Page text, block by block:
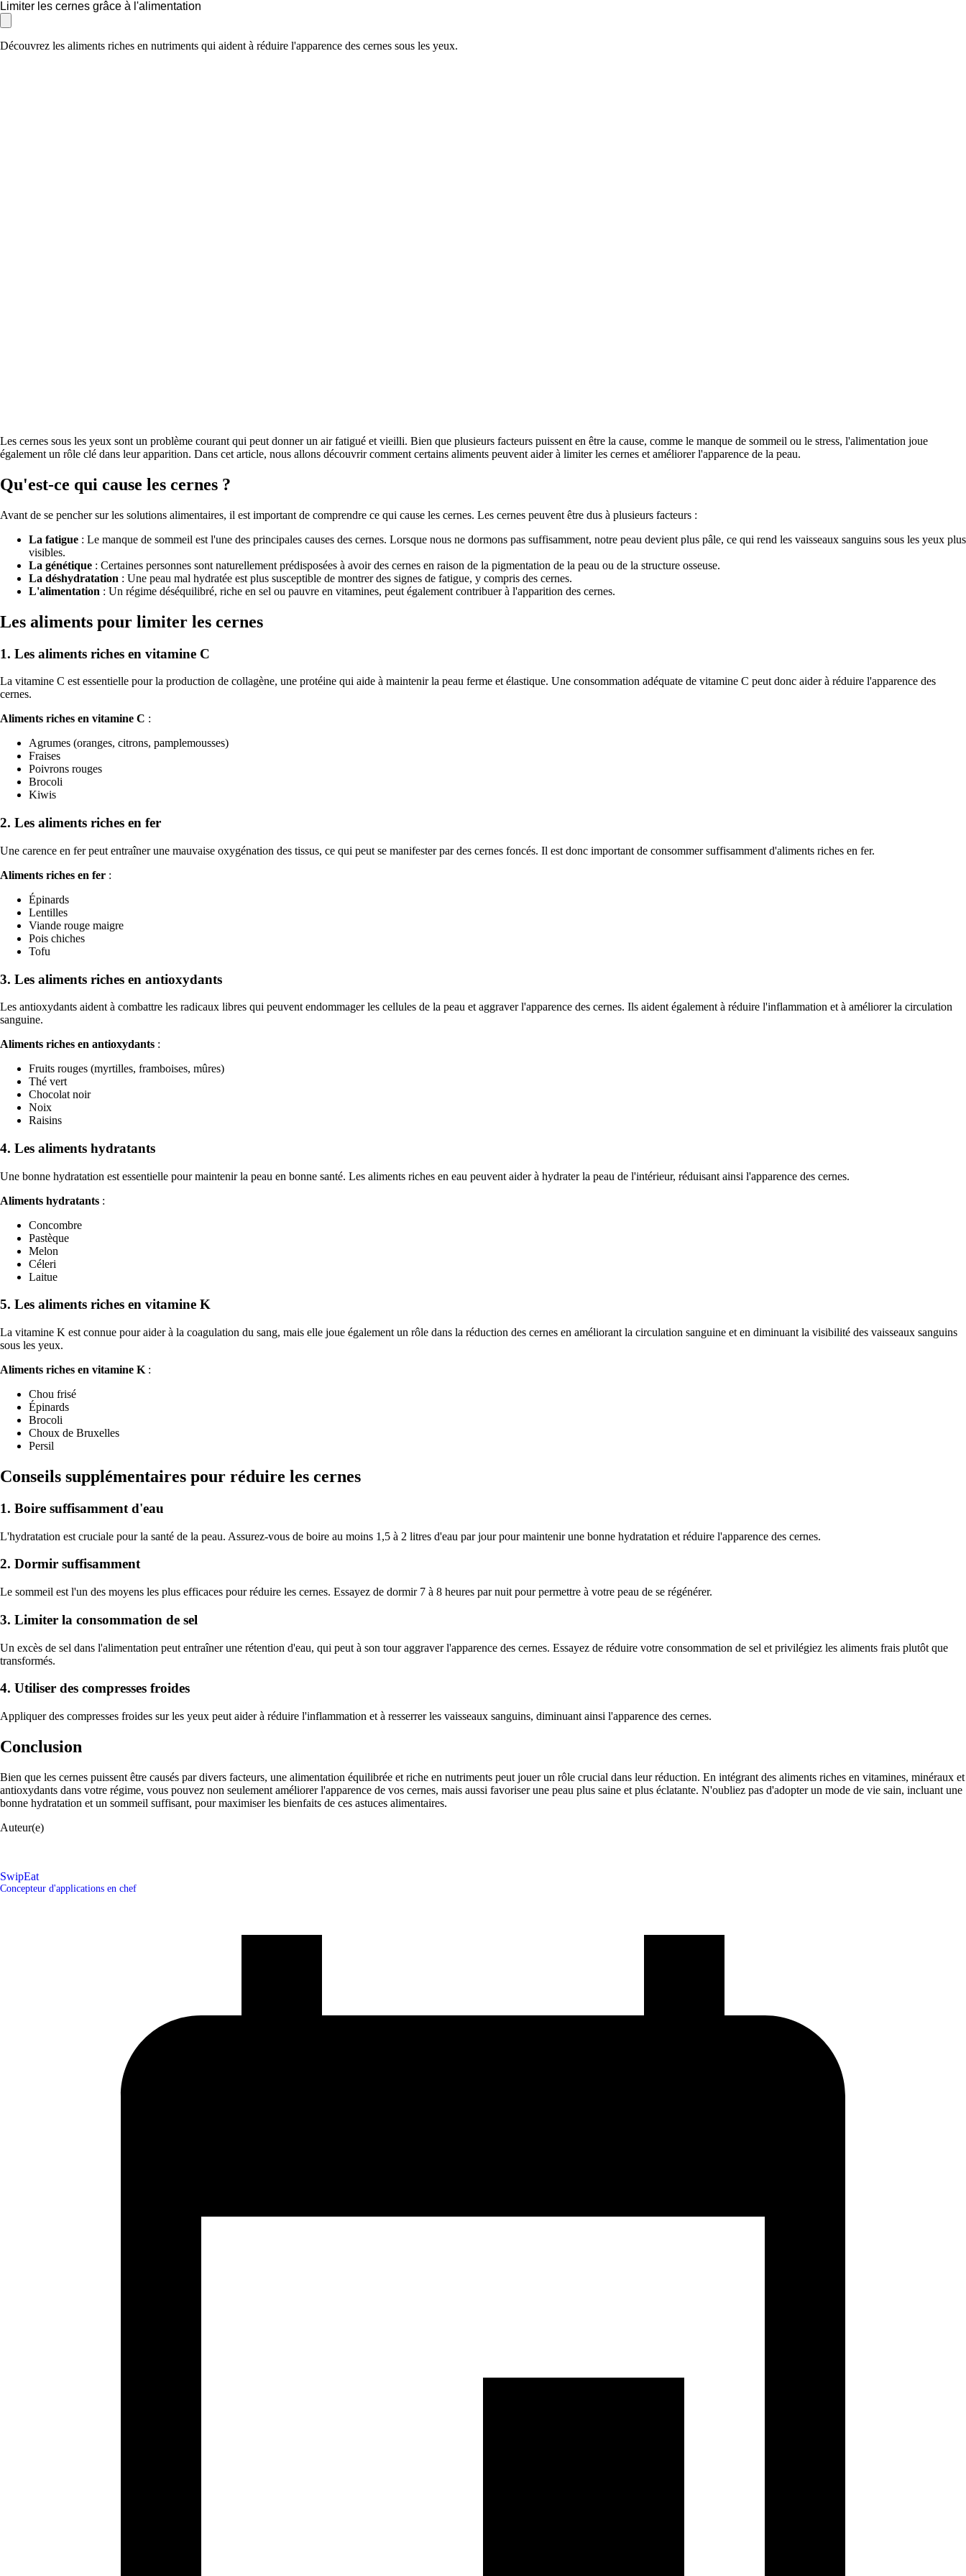
Limiter les cernes grâce à l'alimentation
Découvrez les aliments riches en nutriments qui aident à réduire l'apparence des cernes sous les yeux.
Les cernes sous les yeux sont un problème courant qui peut donner un air fatigué et vieilli. Bien que plusieurs facteurs puissent en être la cause, comme le manque de sommeil ou le stress, l'alimentation joue
également un rôle clé dans leur apparition. Dans cet article, nous allons découvrir comment certains aliments peuvent aider à limiter les cernes et améliorer l'apparence de la peau.
Qu'est-ce qui cause les cernes ?
Avant de se pencher sur les solutions alimentaires, il est important de comprendre ce qui cause les cernes. Les cernes peuvent être dus à plusieurs facteurs :
La fatigue : Le manque de sommeil est l'une des principales causes des cernes. Lorsque nous ne dormons pas suffisamment, notre peau devient plus pâle, ce qui rend les vaisseaux sanguins sous les yeux plus
visibles.
La génétique : Certaines personnes sont naturellement prédisposées à avoir des cernes en raison de la pigmentation de la peau ou de la structure osseuse.
La déshydratation : Une peau mal hydratée est plus susceptible de montrer des signes de fatigue, y compris des cernes.
L'alimentation : Un régime déséquilibré, riche en sel ou pauvre en vitamines, peut également contribuer à l'apparition des cernes.
Les aliments pour limiter les cernes
1. Les aliments riches en vitamine C
La vitamine C est essentielle pour la production de collagène, une protéine qui aide à maintenir la peau ferme et élastique. Une consommation adéquate de vitamine C peut donc aider à réduire l'apparence des
cernes.
Aliments riches en vitamine C :
Agrumes (oranges, citrons, pamplemousses)
Fraises
Poivrons rouges
Brocoli
Kiwis
2. Les aliments riches en fer
Une carence en fer peut entraîner une mauvaise oxygénation des tissus, ce qui peut se manifester par des cernes foncés. Il est donc important de consommer suffisamment d'aliments riches en fer.
Aliments riches en fer :
Épinards
Lentilles
Viande rouge maigre
Pois chiches
Tofu
3. Les aliments riches en antioxydants
Les antioxydants aident à combattre les radicaux libres qui peuvent endommager les cellules de la peau et aggraver l'apparence des cernes. Ils aident également à réduire l'inflammation et à améliorer la circulation
sanguine.
Aliments riches en antioxydants :
Fruits rouges (myrtilles, framboises, mûres)
Thé vert
Chocolat noir
Noix
Raisins
4. Les aliments hydratants
Une bonne hydratation est essentielle pour maintenir la peau en bonne santé. Les aliments riches en eau peuvent aider à hydrater la peau de l'intérieur, réduisant ainsi l'apparence des cernes.
Aliments hydratants :
Concombre
Pastèque
Melon
Céleri
Laitue
5. Les aliments riches en vitamine K
La vitamine K est connue pour aider à la coagulation du sang, mais elle joue également un rôle dans la réduction des cernes en améliorant la circulation sanguine et en diminuant la visibilité des vaisseaux sanguins
sous les yeux.
Aliments riches en vitamine K :
Chou frisé
Épinards
Brocoli
Choux de Bruxelles
Persil
Conseils supplémentaires pour réduire les cernes
1. Boire suffisamment d'eau
L'hydratation est cruciale pour la santé de la peau. Assurez-vous de boire au moins 1,5 à 2 litres d'eau par jour pour maintenir une bonne hydratation et réduire l'apparence des cernes.
2. Dormir suffisamment
Le sommeil est l'un des moyens les plus efficaces pour réduire les cernes. Essayez de dormir 7 à 8 heures par nuit pour permettre à votre peau de se régénérer.
3. Limiter la consommation de sel
Un excès de sel dans l'alimentation peut entraîner une rétention d'eau, qui peut à son tour aggraver l'apparence des cernes. Essayez de réduire votre consommation de sel et privilégiez les aliments frais plutôt que
transformés.
4. Utiliser des compresses froides
Appliquer des compresses froides sur les yeux peut aider à réduire l'inflammation et à resserrer les vaisseaux sanguins, diminuant ainsi l'apparence des cernes.
Conclusion
Bien que les cernes puissent être causés par divers facteurs, une alimentation équilibrée et riche en nutriments peut jouer un rôle crucial dans leur réduction. En intégrant des aliments riches en vitamines, minéraux et
antioxydants dans votre régime, vous pouvez non seulement améliorer l'apparence de vos cernes, mais aussi favoriser une peau plus saine et plus éclatante. N'oubliez pas d'adopter un mode de vie sain, incluant une
bonne hydratation et un sommeil suffisant, pour maximiser les bienfaits de ces astuces alimentaires.
Auteur(e)
SwipEat
Concepteur d'applications en chef